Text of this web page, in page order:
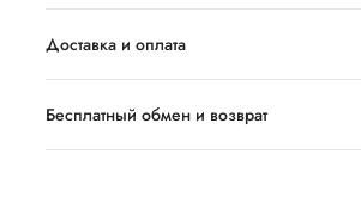
Доставка и оплата
Бесплатный обмен и возврат